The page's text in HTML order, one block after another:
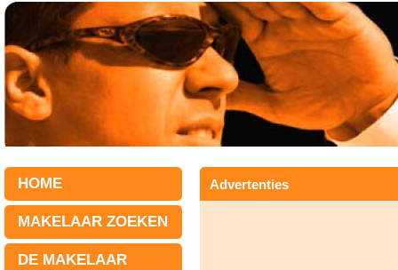
HOME
MAKELAAR ZOEKEN
DE MAKELAAR
Advertenties